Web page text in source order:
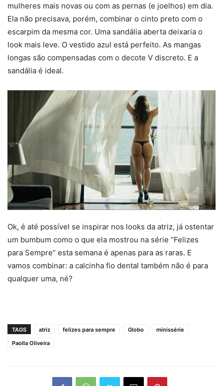
mulheres mais novas ou com as pernas (e joelhos) em dia.
Ela não precisava, porém, combinar o cinto preto com o
escarpim da mesma cor. Uma sandália aberta deixaria o
look mais leve. O vestido azul está perfeito. As mangas
longas são compensadas com o decote V discreto. E a
sandália é ideal.
Ok, é até possível se inspirar nos looks da atriz, já ostentar
um bumbum como o que ela mostrou na série “Felizes
para Sempre” esta semana é apenas para as raras. E
vamos combinar: a calcinha fio dental também não é para
qualquer uma, né?
TAGS atriz felizes para sempre Globo
minissérie
Paolla Oliveira